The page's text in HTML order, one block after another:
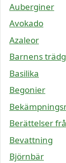
Auberginer
Avokado
Azaleor
Barnens
Basilika
Begonier
Berättelser
Bevattning
Björnbär